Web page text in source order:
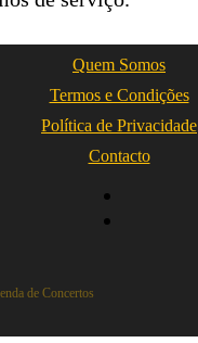
Quem Somos
Termos e Condições
Política de Privacidade
Contacto
de Concertos